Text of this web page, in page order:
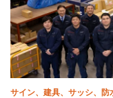
サイン、建具、サッシ、